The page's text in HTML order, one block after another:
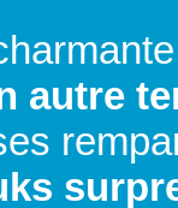
autre